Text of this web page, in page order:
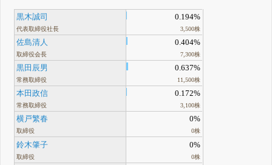
黒木誠司
代表取締役社長
0.194%
3,500株
佐島清人
取締役会長
0.404%
7,300株
黒田辰男
常務取締役
0.637%
11,500株
本田政信
常務取締役
0.172%
3,100株
横戸繁春
取締役
0%
0株
鈴木肇子
取締役
0%
0株